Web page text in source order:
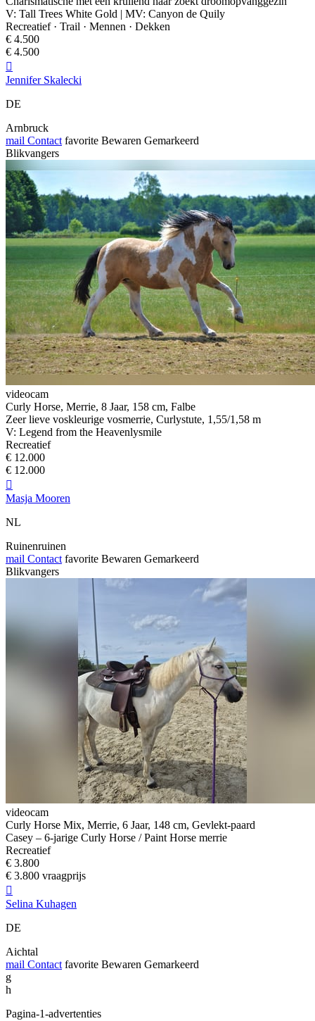
V: Tall Trees White Gold | MV: Canyon de Quily
Recreatief · Trail · Mennen · Dekken
€ 4.500
€ 4.500

Jennifer Skalecki
DE
Arnbruck
mail Contact favorite Bewaren Gemarkeerd
Blikvangers
videocam
Curly Horse, Merrie, 8 Jaar, 158 cm, Falbe
Zeer lieve voskleurige vosmerrie, Curlystute, 1,55/1,58 m
V: Legend from the Heavenlysmile
Recreatief
€ 12.000
€ 12.000

Masja Mooren
NL
Ruinenruinen
mail Contact favorite Bewaren Gemarkeerd
Blikvangers
videocam
Curly Horse Mix, Merrie, 6 Jaar, 148 cm, Gevlekt-paard
Casey – 6-jarige Curly Horse / Paint Horse merrie
Recreatief
€ 3.800
€ 3.800 vraagprijs

Selina Kuhagen
DE
Aichtal
mail Contact favorite Bewaren Gemarkeerd
g
h
Pagina-1-advertenties